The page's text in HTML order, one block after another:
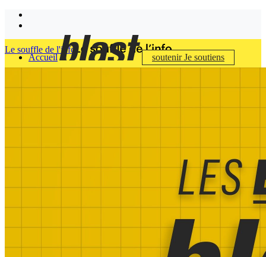
Accueil soutenirJe soutiens
Le souffle de l'info